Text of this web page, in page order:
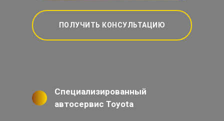
ПОЛУЧИТЬ КОНСУЛЬТАЦИЮ
Специализированный
автосервис Toyota